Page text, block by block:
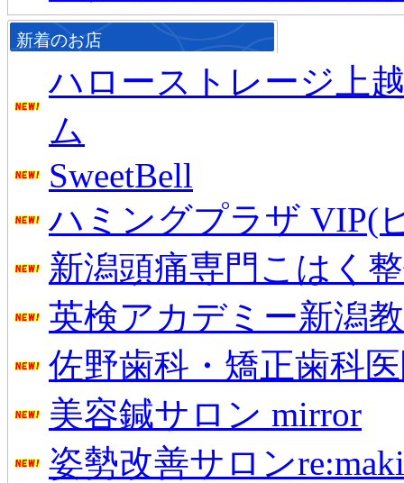
新着のお店
ハローストレージ上
ム
SweetBell
ハミングプラザ VIP(
新潟頭痛専門こはく
英検アカデミー新潟
佐野歯科・矯正歯科
美容鍼サロン mirror
姿勢改善サロン